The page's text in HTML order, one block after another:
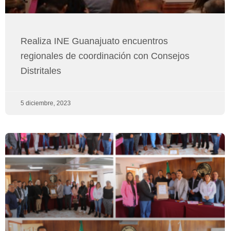
Realiza INE Guanajuato encuentros
regionales de coordinación con Consejos
Distritales
5 diciembre, 2023